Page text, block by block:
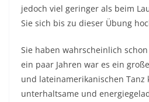
jedoch viel geringer als beim
Sie sich bis zu dieser Übung
Sie haben wahrscheinlich
ein paar Jahren war es ein
und lateinamerikanischen Tanz
unterhaltsame und